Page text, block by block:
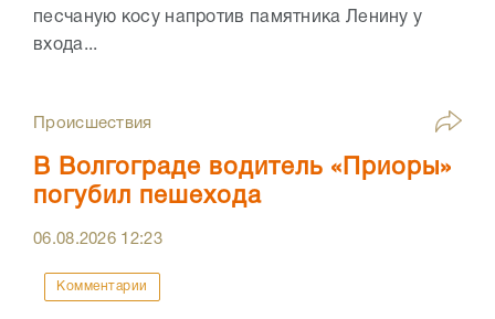
песчаную косу напротив памятника Ленину у
входа...
Происшествия
В Волгограде водитель «Приоры»
погубил пешехода
06.08.2026 12:23
Комментарии